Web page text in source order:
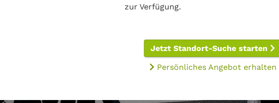
zur Verfügung.
Jetzt Standort-Suche starten
Persönliches Angebot erhalten